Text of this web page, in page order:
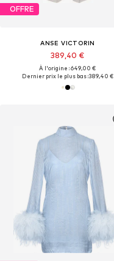
OFFRE
ANSE VICTORIN
389,40 €
À l'origine : 649,00 €
Dernier prix le plus bas :389,40 €